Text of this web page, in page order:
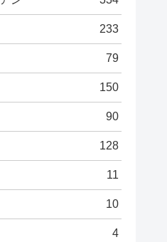
233
79
150
90
128
11
10
4